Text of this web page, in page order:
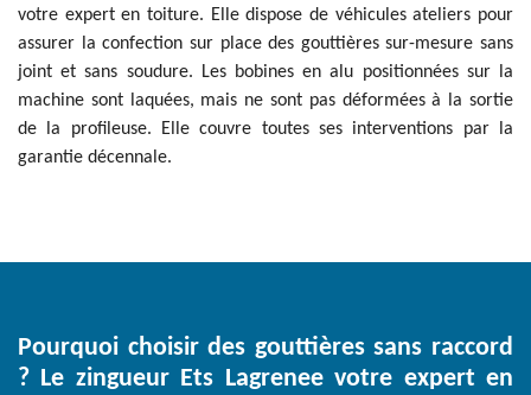
votre expert en toiture. Elle dispose de véhicules ateliers pour
assurer la confection sur place des gouttières sur-mesure sans
joint et sans soudure. Les bobines en alu positionnées sur la
machine sont laquées, mais ne sont pas déformées à la sortie
de la profileuse. Elle couvre toutes ses interventions par la
garantie décennale.
Pourquoi choisir des gouttières sans raccord
? Le zingueur Ets Lagrenee votre expert en